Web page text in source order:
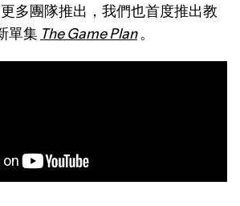
多團隊推出，我們也首度推出教
單集 The Game Plan。